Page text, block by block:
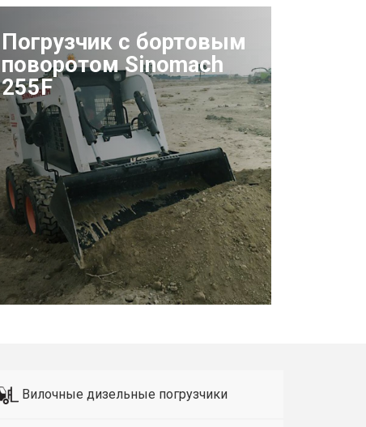
Погрузчик с бортовым
поворотом Sinomach
255F
Вилочные дизельные погрузчики